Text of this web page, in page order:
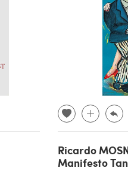
Ricardo
Manifesto